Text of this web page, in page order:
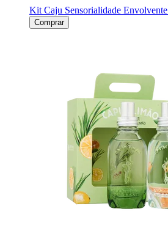
Kit Caju Sensorialidade Envolvente
Comprar